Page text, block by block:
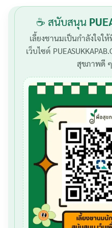
☕ สนับสนุน
เลี้ยงชานมเป็นกำลังใจ
เว็บไซต์
สุขภาพดี